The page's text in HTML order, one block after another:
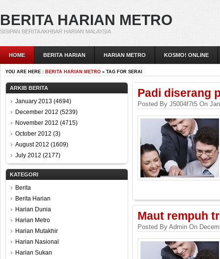
BERITA HARIAN METRO
SISIPAN BERITA AKHBAR HARIAN MALAYSIA
HOME BERITA HARIAN HARIAN METRO KOSMO! ONLINE
YOU ARE HERE : BERITA HARIAN METRO » TAG FOR SERAI
ARKIB BERITA
January 2013 (4694)
December 2012 (5239)
November 2012 (4715)
October 2012 (3)
August 2012 (1609)
July 2012 (2177)
KATEGORI
Berita
Berita Harian
Harian Dunia
Harian Metro
Harian Mutakhir
Harian Nasional
Harian Sukan
Padi diserang
Posted By J5004f7t5 On
Maut rempuh
Posted By Admin On